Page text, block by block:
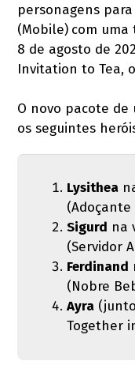
personagens para
(Mobile) com uma
8 de agosto de
Invitation to Tea,
O novo pacote de
os seguintes
Lysithea
(Adoçante
Sigurd na
(Servidor
Ferdinand
(Nobre
Ayra(junto
Together